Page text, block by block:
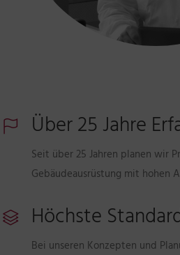
Über 25 Jahre
Seit über 25 Jahren planen wir
Gebäudeausrüstung mit hohen
Höchste
Bei unseren Konzepten und